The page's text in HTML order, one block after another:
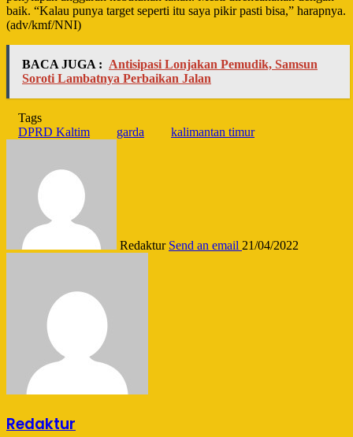
baik. “Kalau punya target seperti itu saya pikir pasti bisa,” harapnya.
(adv/kmf/NNI)
BACA JUGA : Antisipasi Lonjakan Pemudik, Samsun
Soroti Lambatnya Perbaikan Jalan
Tags
DPRD Kaltim
garda kalimantan timur
Redaktur Send an email 21/04/2022
Redaktur